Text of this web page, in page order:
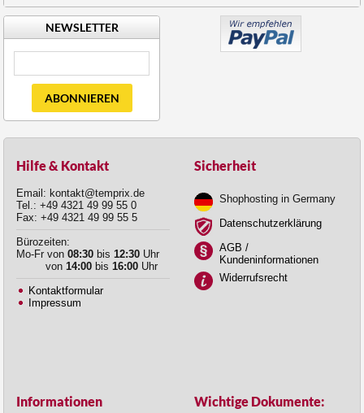
NEWSLETTER
ABONNIEREN
Hilfe & Kontakt
Email: kontakt@temprix.de
Tel.: +49 4321 49 99 55 0
Fax: +49 4321 49 99 55 5
Bürozeiten:
Mo-Fr von 08:30 bis 12:30 Uhr
von 14:00 bis 16:00 Uhr
Kontaktformular
Impressum
Sicherheit
Shophosting in Germany
Datenschutzerklärung
AGB /
Kundeninformationen
Widerrufsrecht
Informationen Wichtige Dokumente: